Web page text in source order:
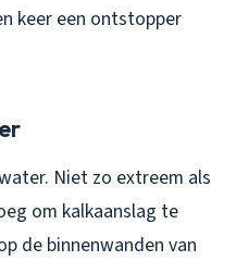
keer een ontstopper
Niet zo extreem als
om kalkaanslag te
de binnenwanden van